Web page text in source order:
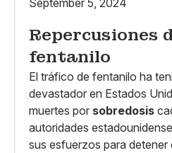
Repercusiones
fentanilo
El tráfico de fentanilo ha
devastador en Estados
muertes por sobredosis
autoridades
sus esfuerzos para detener